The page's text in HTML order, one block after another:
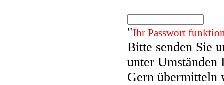
"Ihr Passwort
Bitte senden Sie
unter Umständen
Gern übermitteln